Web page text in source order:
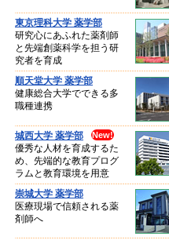
東京理科大学 薬学部
研究心にあふれた薬剤師
と先端創薬科学を担う研
究者を育成
順天堂大学 薬学部
健康総合大学でできる多
職種連携
城西大学 薬学部
優秀な人材を育成するた
め、先端的な教育プログ
ラムと教育環境を用意
崇城大学 薬学部
医療現場で信頼される薬
剤師へ